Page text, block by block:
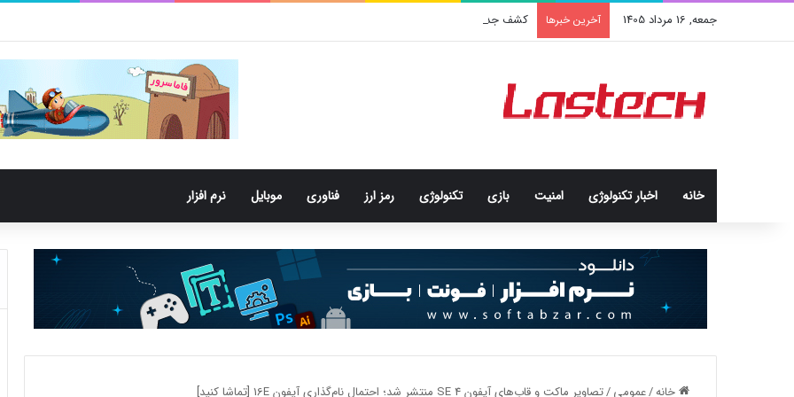
جمعه, 16 مرداد 1405 آخرین خبرها کشف جدید دانشمندان: برخی باکتری‌های دهان می‌توانند خطر ابتلا به آلزایمر را افزایش دهند
خانه اخبار تکنولوژی امنيت بازی تکنولوژی رمز ارز فناوری موبایل نرم افزار
خانه/عمومی/تصاویر ماکت و قاب‌های آیفون SE 4 منتشر شد؛ احتمال نام‌گذاری آیفون 16E [تماشا کنید]